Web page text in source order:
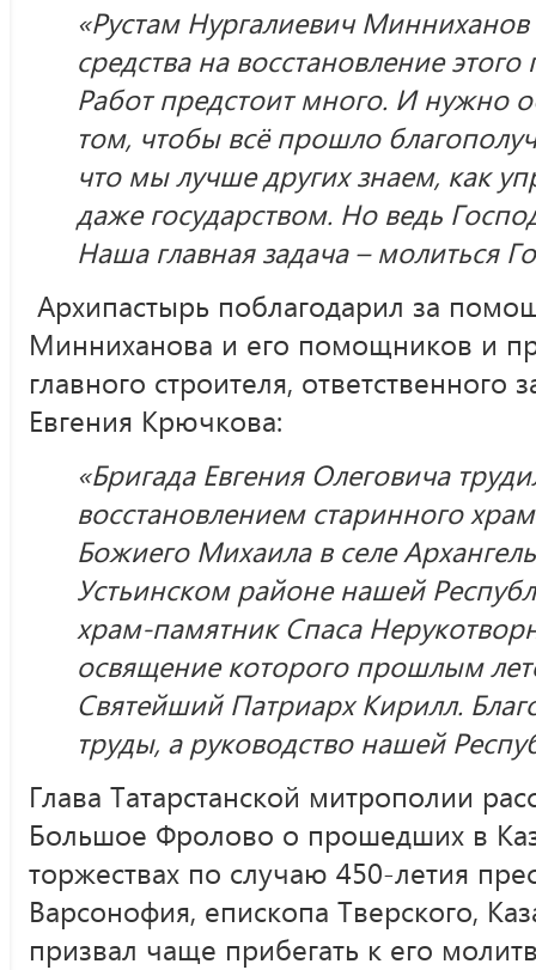
«Рустам Нургалиевич
средства на восстановление
Работ предстоит много. И нужно
том, чтобы всё прошло
что мы лучше других знаем, как
даже государством. Но ведь
Наша главная задача – молиться
Архипастырь поблагодарил за
Минниханова и его помощников и
главного строителя, ответственного
Евгения Крючкова:
«Бригада Евгения Олеговича
восстановлением старинного
Божиего Михаила в селе
Устьинском районе нашей
храм-памятник Спаса
освящение которого прошлым
Святейший Патриарх Кирилл.
труды, а руководство нашей
Глава Татарстанской митрополии
Большое Фролово о прошедших в
торжествах по случаю 450-летия
Варсонофия, епископа Тверского,
призвал чаще прибегать к его